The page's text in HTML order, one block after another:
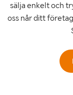
sälja enkelt och
oss når ditt